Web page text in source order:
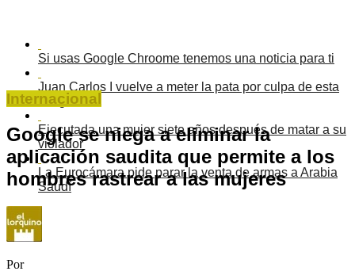
Si usas Google Chroome tenemos una noticia para ti
Juan Carlos I vuelve a meter la pata por culpa de esta
fotografía
Ejecutada una mujer siete años después de matar a su
violador
La Eurocámara pide parar la venta de armas a Arabia
Saudí
Internacional
Google se niega a eliminar la
aplicación saudita que permite a los
hombres rastrear a las mujeres
Por